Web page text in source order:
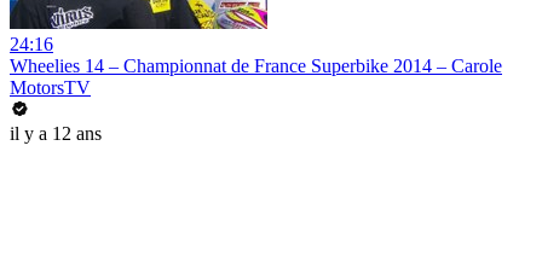
24:16
Wheelies 14 – Championnat de France Superbike 2014 – Carole
MotorsTV
il y a 12 ans